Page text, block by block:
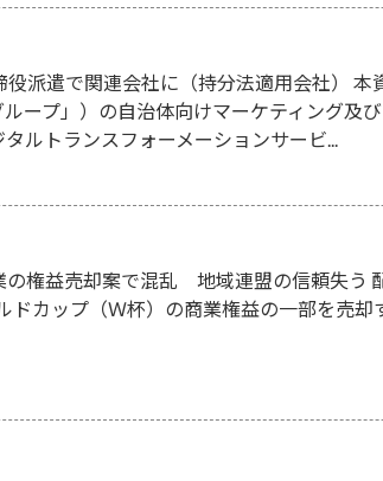
派遣で関連会社に（持分法適用会社）
ープ」）の自治体向けマーケティング及
ルトランスフォーメーションサービ...
の権益売却案で混乱 地域連盟の信頼失う
ドカップ（Ｗ杯）の商業権益の一部を売